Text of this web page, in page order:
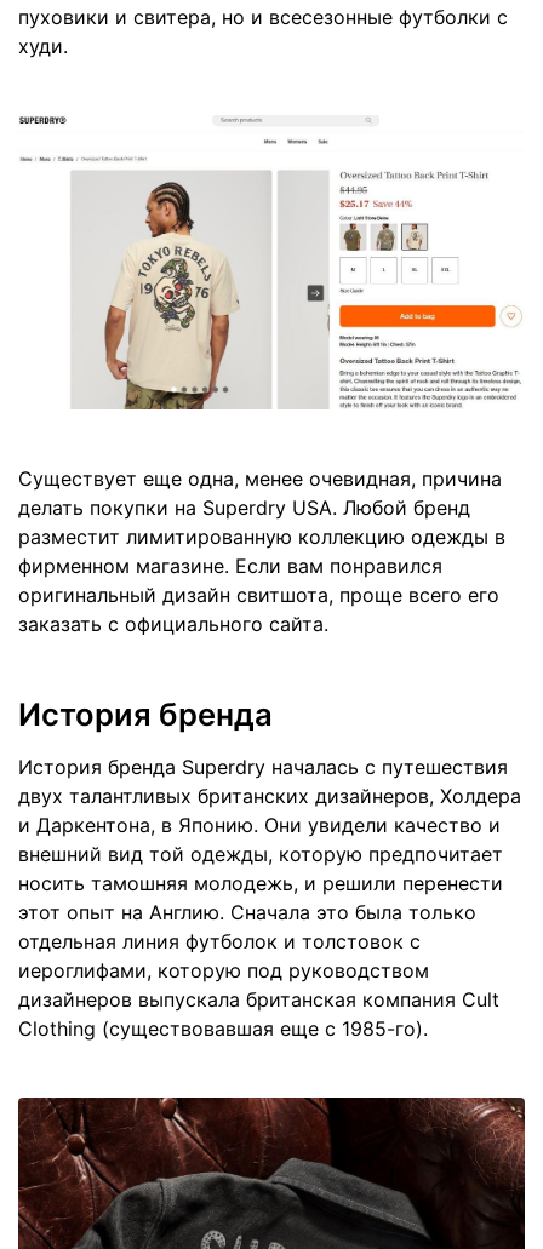
пуховики и свитера, но и всесезонные футболки с
худи.
Существует еще одна, менее очевидная, причина
делать покупки на Superdry USA. Любой бренд
разместит лимитированную коллекцию одежды в
фирменном магазине. Если вам понравился
оригинальный дизайн свитшота, проще всего его
заказать с официального сайта.
История бренда
История бренда Superdry началась с путешествия
двух талантливых британских дизайнеров, Холдера
и Даркентона, в Японию. Они увидели качество и
внешний вид той одежды, которую предпочитает
носить тамошняя молодежь, и решили перенести
этот опыт на Англию. Сначала это была только
отдельная линия футболок и толстовок с
иероглифами, которую под руководством
дизайнеров выпускала британская компания Cult
Clothing (существовавшая еще с 1985-го).